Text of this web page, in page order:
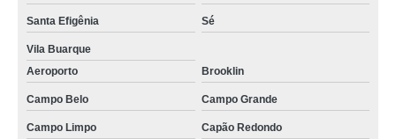
Santa Efigênia Sé
Vila Buarque
Aeroporto
Brooklin
Campo Belo Campo Grande
Campo Limpo Capão Redondo